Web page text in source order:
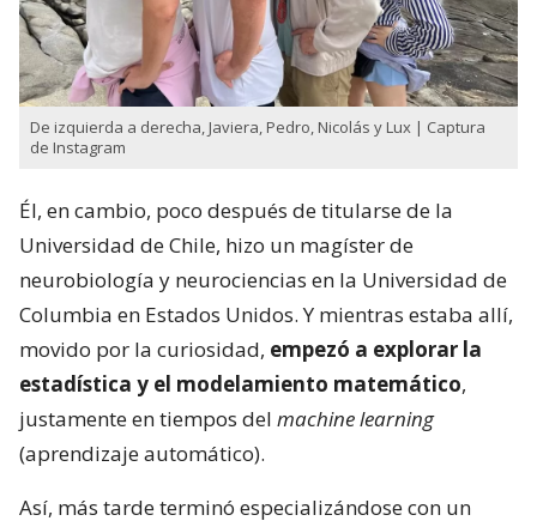
De izquierda a derecha, Javiera, Pedro, Nicolás y Lux | Captura
de Instagram
Él, en cambio, poco después de titularse de la
Universidad de Chile, hizo un magíster de
neurobiología y neurociencias en la Universidad de
Columbia en Estados Unidos. Y mientras estaba allí,
movido por la curiosidad, empezó a explorar la
estadística y el modelamiento matemático,
justamente en tiempos del machine learning
(aprendizaje automático).
Así, más tarde terminó especializándose con un